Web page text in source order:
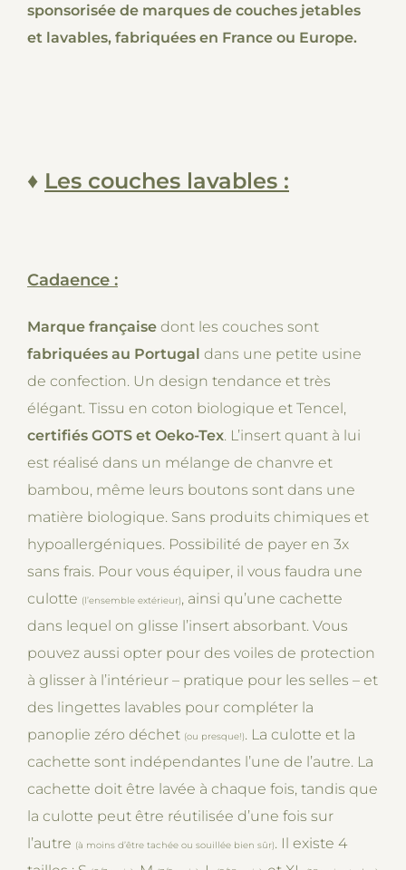
sponsorisée de marques de couches jetables
et lavables, fabriquées en France ou Europe.
♦ Les couches lavables :
Cadaence :
Marque française dont les couches sont
fabriquées au Portugal dans une petite usine
de confection. Un design tendance et très
élégant. Tissu en coton biologique et Tencel,
certifiés GOTS et Oeko-Tex. L’insert quant à lui
est réalisé dans un mélange de chanvre et
bambou, même leurs boutons sont dans une
matière biologique. Sans produits chimiques et
hypoallergéniques. Possibilité de payer en 3x
sans frais. Pour vous équiper, il vous faudra une
culotte (l’ensemble extérieur), ainsi qu’une cachette
dans lequel on glisse l’insert absorbant. Vous
pouvez aussi opter pour des voiles de protection
à glisser à l’intérieur – pratique pour les selles – et
des lingettes lavables pour compléter la
panoplie zéro déchet (ou presque!). La culotte et la
cachette sont indépendantes l’une de l’autre. La
cachette doit être lavée à chaque fois, tandis que
la culotte peut être réutilisée d’une fois sur
l’autre (à moins d’être tachée ou souillée bien sûr). Il existe 4